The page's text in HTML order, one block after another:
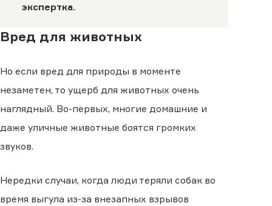
экспертка.
Вред для животных
Но если вред для природы в моменте
незаметен, то ущерб для животных очень
наглядный. Во-первых, многие домашние и
даже уличные животные боятся громких
звуков.
Нередки случаи, когда люди теряли собак во
время выгула из-за внезапных взрывов